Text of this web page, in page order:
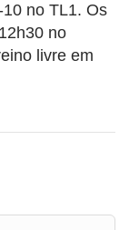
no TL1. Os
no
livre em